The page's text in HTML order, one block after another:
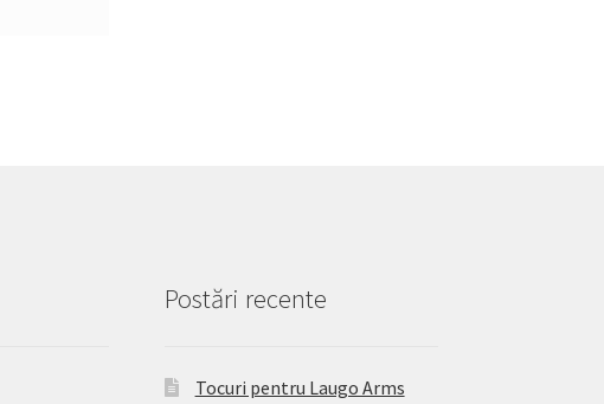
Postări recente
Tocuri pentru Laugo Arms